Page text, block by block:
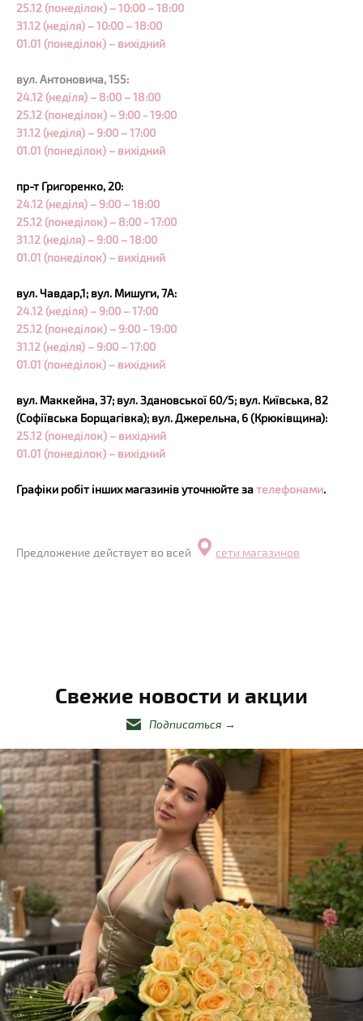
25.12 (понеділок) – 10:00 – 18:00
31.12 (неділя) – 10:00 – 18:00
01.01 (понеділок) – вихідний
вул. Антоновича, 155:
24.12 (неділя) – 8:00 – 18:00
25.12 (понеділок) – 9:00 - 19:00
31.12 (неділя) – 9:00 – 17:00
01.01 (понеділок) – вихідний
пр-т Григоренко, 20:
24.12 (неділя) – 9:00 – 18:00
25.12 (понеділок) – 8:00 - 17:00
31.12 (неділя) – 9:00 – 18:00
01.01 (понеділок) – вихідний
вул. Чавдар,1; вул. Мишуги, 7А:
24.12 (неділя) – 9:00 – 17:00
25.12 (понеділок) – 9:00 - 19:00
31.12 (неділя) – 9:00 – 17:00
01.01 (понеділок) – вихідний
вул. Маккейна, 37; вул. Здановської 60/5; вул. Київська, 82
(Софіївська Борщагівка); вул. Джерельна, 6 (Крюківщина):
25.12 (понеділок) – вихідний
01.01 (понеділок) – вихідний
Графіки робіт інших магазинів уточнюйте зателефонами.
Предложение действует во всей сети магазинов
Свежие новости и акции
Подписаться →